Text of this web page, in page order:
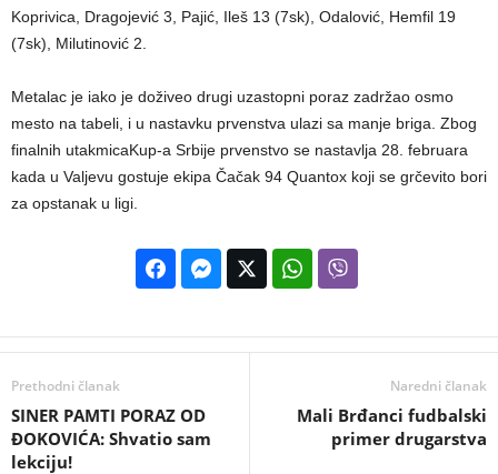
Koprivica, Dragojević 3, Pajić, Ileš 13 (7sk), Odalović, Hemfil 19
(7sk), Milutinović 2.
Metalac je iako je doživeo drugi uzastopni poraz zadržao osmo
mesto na tabeli, i u nastavku prvenstva ulazi sa manje briga. Zbog
finalnih utakmicaKup-a Srbije prvenstvo se nastavlja 28. februara
kada u Valjevu gostuje ekipa Čačak 94 Quantox koji se grčevito bori
za opstanak u ligi.
Prethodni članak
SINER PAMTI PORAZ OD
ĐOKOVIĆA: Shvatio sam
lekciju!
Naredni članak
Mali Brđanci fudbalski
primer drugarstva